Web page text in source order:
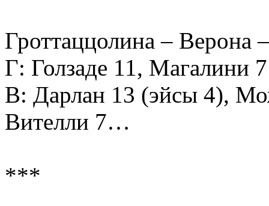
Гроттаццолина – Верона
Г: Голзаде 11, Магалини
В: Дарлан 13 (эйсы 4),
Вителли 7…
***